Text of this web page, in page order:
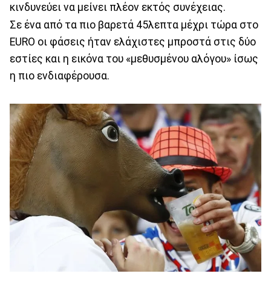
κινδυνεύει να μείνει πλέον εκτός συνέχειας.
Σε ένα από τα πιο βαρετά 45λεπτα μέχρι τώρα στο
EURO οι φάσεις ήταν ελάχιστες μπροστά στις δύο
εστίες και η εικόνα του «μεθυσμένου αλόγου» ίσως
η πιο ενδιαφέρουσα.